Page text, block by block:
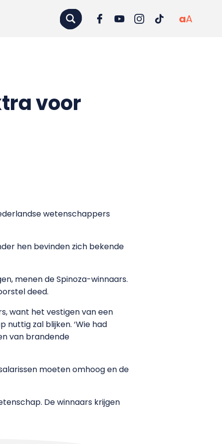
aA
voor
wetenschappers
hen bevinden zich bekende
menen de Spinoza-winnaars.
deed.
want het vestigen van een
zal blijken. ‘Wie had
van brandende
moeten omhoog en de
De winnaars krijgen